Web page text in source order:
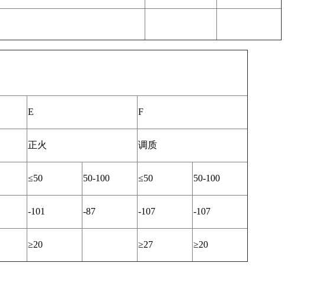
E F
正火 调质
≤50 50-100 ≤50 50-100
-101 -87 -107 -107
≥20 ≥27 ≥20